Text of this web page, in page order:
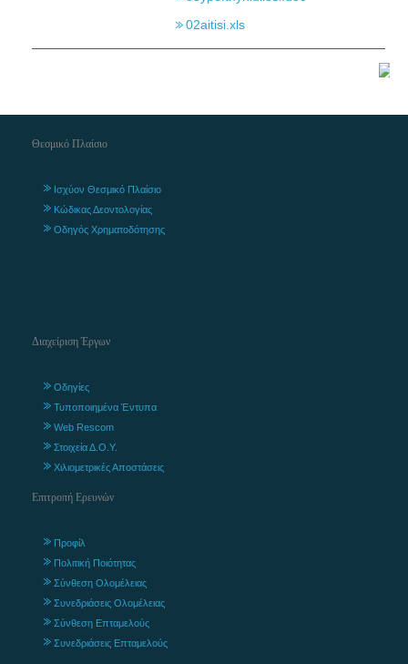
02aitisi.xls
Θεσμικό Πλαίσιο
Ισχύον Θεσμικό Πλαίσιο
Κώδικας Δεοντολογίας
Οδηγός Χρηματοδότησης
Διαχείριση Έργων
Οδηγίες
Τυποποιημένα Έντυπα
Web Rescom
Στοιχεία Δ.Ο.Υ.
Χιλιομετρικές Αποστάσεις
Επιτροπή Ερευνών
Προφίλ
Πολιτική Ποιότητας
Σύνθεση Ολομέλειας
Συνεδριάσεις Ολομέλειας
Σύνθεση Επταμελούς
Συνεδριάσεις Επταμελούς